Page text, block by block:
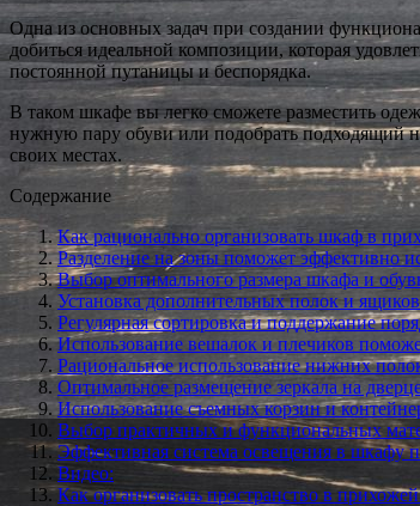
Одна из основных задач при создании
добиться идеальной композиции, которая
постоянной путаницы и беспорядка.
В таком шкафе вы легко сможете разместить
нужную пару обуви или подобрать подходящий
своих местах.
Содержание
Как рационально организовать шкаф в
Разделение на зоны поможет эффективно
Выбор оптимального размера шкафа и
Установка дополнительных полок и
Регулярная сортировка и поддержание
Использование вешалок и плечиков
Рациональное использование нижних
Оптимальное размещение зеркала на
Использование съемных корзин и
Выбор практичных и функциональных
Эффективная система освещения в шкафу
Видео:
Как организовать пространство в